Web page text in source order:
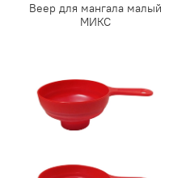
Веер для мангала малый
МИКС